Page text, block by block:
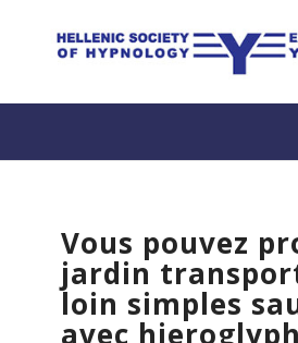
Vous pouvez
jardin
loin simples
avec